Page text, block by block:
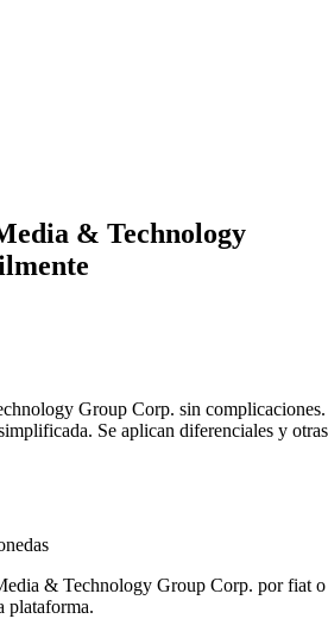
& Technology
Group Corp. sin complicaciones.
Se aplican diferenciales y otras
& Technology Group Corp. por fiat o
plataforma.